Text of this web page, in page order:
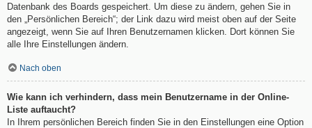
Datenbank des Boards gespeichert. Um diese zu ändern, gehen Sie in
den „Persönlichen Bereich“; der Link dazu wird meist oben auf der Seite
angezeigt, wenn Sie auf Ihren Benutzernamen klicken. Dort können Sie
alle Ihre Einstellungen ändern.
Nach oben
Wie kann ich verhindern, dass mein Benutzername in der Online-
Liste auftaucht?
In Ihrem persönlichen Bereich finden Sie in den Einstellungen eine Option